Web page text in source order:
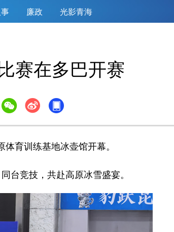
事 廉政 光影青海
赛在多巴开赛
育训练基地冰壶馆开幕。
竞技，共赴高原冰雪盛宴。